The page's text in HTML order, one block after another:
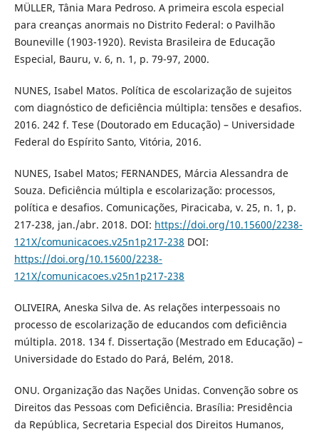
MÜLLER, Tânia Mara Pedroso. A primeira escola especial
para creanças anormais no Distrito Federal: o Pavilhão
Bouneville (1903-1920). Revista Brasileira de Educação
Especial, Bauru, v. 6, n. 1, p. 79-97, 2000.
NUNES, Isabel Matos. Política de escolarização de sujeitos
com diagnóstico de deficiência múltipla: tensões e desafios.
2016. 242 f. Tese (Doutorado em Educação) – Universidade
Federal do Espírito Santo, Vitória, 2016.
NUNES, Isabel Matos; FERNANDES, Márcia Alessandra de
Souza. Deficiência múltipla e escolarização: processos,
política e desafios. Comunicações, Piracicaba, v. 25, n. 1, p.
217-238, jan./abr. 2018. DOI: https://doi.org/10.15600/2238-
121X/comunicacoes.v25n1p217-238 DOI:
https://doi.org/10.15600/2238-
121X/comunicacoes.v25n1p217-238
OLIVEIRA, Aneska Silva de. As relações interpessoais no
processo de escolarização de educandos com deficiência
múltipla. 2018. 134 f. Dissertação (Mestrado em Educação) –
Universidade do Estado do Pará, Belém, 2018.
ONU. Organização das Nações Unidas. Convenção sobre os
Direitos das Pessoas com Deficiência. Brasília: Presidência
da República, Secretaria Especial dos Direitos Humanos,